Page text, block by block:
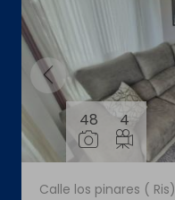
48 4
Calle los pinares ( Ris)